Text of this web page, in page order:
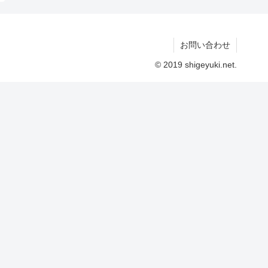
お問い合わせ
© 2019 shigeyuki.net.